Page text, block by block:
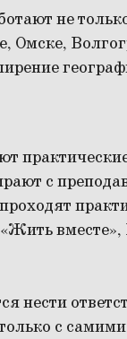
не
Омске,
с
нести
с